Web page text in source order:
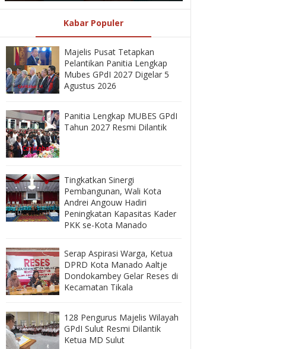
Kabar Populer
Majelis Pusat Tetapkan
Pelantikan Panitia Lengkap
Mubes GPdI 2027 Digelar 5
Agustus 2026
Panitia Lengkap MUBES GPdI
Tahun 2027 Resmi Dilantik
‎Tingkatkan Sinergi
Pembangunan, Wali Kota
Andrei Angouw Hadiri
Peningkatan Kapasitas Kader
PKK se-Kota Manado
‎Serap Aspirasi Warga, Ketua
DPRD Kota Manado Aaltje
Dondokambey Gelar Reses di
Kecamatan Tikala ‎
128 Pengurus Majelis Wilayah
GPdI Sulut Resmi Dilantik
Ketua MD Sulut